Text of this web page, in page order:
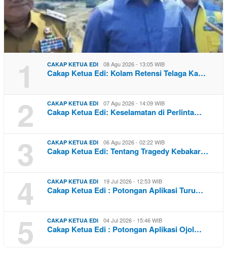
1 CAKAP KETUA EDI 08 Agu 2026 - 13:05 WIB
Cakap Ketua Edi: Kolam Retensi Telaga Ka…
2 CAKAP KETUA EDI 07 Agu 2026 - 14:09 WIB
Cakap Ketua Edi: Keselamatan di Perlinta…
3 CAKAP KETUA EDI 06 Agu 2026 - 02:22 WIB
Cakap Ketua Edi: Tentang Tragedy Kebakar…
4 CAKAP KETUA EDI 19 Jul 2026 - 12:53 WIB
Cakap Ketua Edi : Potongan Aplikasi Turu…
5 CAKAP KETUA EDI 04 Jul 2026 - 15:46 WIB
Cakap Ketua Edi : Potongan Aplikasi Ojol…